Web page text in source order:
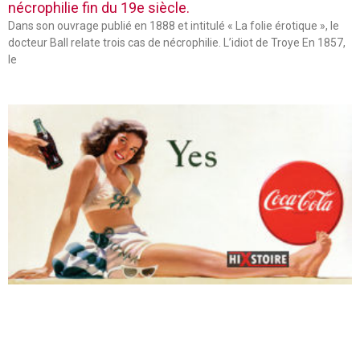
nécrophilie fin du 19e siècle.
Dans son ouvrage publié en 1888 et intitulé « La folie érotique », le
docteur Ball relate trois cas de nécrophilie. L’idiot de Troye En 1857,
le